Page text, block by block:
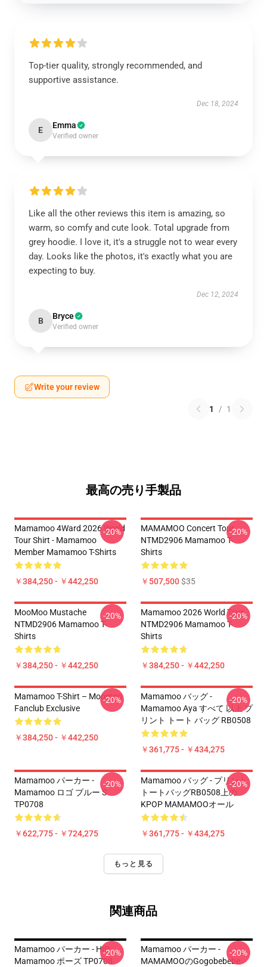
Top-tier quality, strongly recommended, and
supportive assistance.
Dec 18, 2024
E Emma
Verified owner
Like all the other reviews this item is amazing, so
warm, so comfy and cute look. Total upgrade from
grey hoodie. I love it, it's a struggle not to wear every
day. Looks like the photos, it's exactly what you are
expecting to buy.
Dec 12, 2024
B Bryce
Verified owner
Write your review
1 / 1
最高の売り手製品
Mamamoo 4Ward 2026 World
Tour Shirt - Mamamoo
Member Mamamoo T-Shirts
￥384,250 - ￥442,250
-20%
MAMAMOO Concert Tour
NTMD2906 Mamamoo T-
Shirts
￥507,500$35
-20%
MooMoo Mustache
NTMD2906 Mamamoo T-
Shirts
￥384,250 - ￥442,250
-20%
Mamamoo 2026 World Tour
NTMD2906 Mamamoo T-
Shirts
￥384,250 - ￥442,250
-20%
Mamamoo T-Shirt – Moomoo
Fanclub Exclusive
￥384,250 - ￥442,250
-20%
Mamamoo バッグ -
Mamamoo Aya すべて 以上 プ
リント トート バッグ RB0508
￥361,775 - ￥434,275
-20%
Mamamoo パーカー -
Mamamoo ロゴ ブルー S
TP0708
￥622,775 - ￥724,275
-20%
Mamamoo バッグ - プリント
トートバッグRB0508上の
KPOP MAMAMOOオール
￥361,775 - ￥434,275
-20%
もっと見る
関連商品
Mamamoo パーカー - HIP
Mamamoo ポーズ TP0708
-20%
Mamamoo パーカー -
MAMAMOOのgogobebebe
-20%